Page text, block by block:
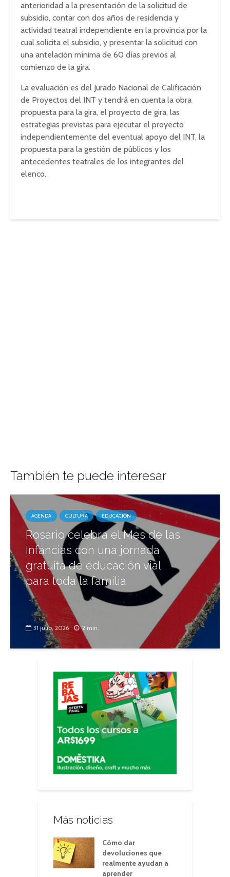
anterioridad a la presentación de la solicitud de
subsidio, contar con dos años de residencia y
actividad teatral independiente en la provincia por la
cual solicita el subsidio, y presentar la solicitud con
una antelación mínima de 60 días previos al
comienzo de la gira.
La evaluación es del Jurado Nacional de Calificación
de Proyectos del INT y tendrá en cuenta la obra
propuesta para la gira, el proyecto de gira, las
estrategias previstas para ejecutar el proyecto
independientemente del eventual apoyo del INT, la
propuesta para la gestión de públicos y los
antecedentes teatrales de los integrantes del
elenco.
También te puede interesar
AGENDA CULTURA EDUCACIÓN
Rosario celebra el Mes de las
Infancias con una jornada
gratuita de educación vial
para toda la familia
31 julio, 2026 2 min.
Más noticias
Cómo dar
devoluciones que
realmente ayudan a
aprender